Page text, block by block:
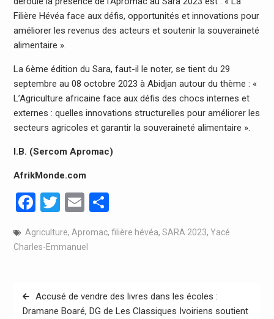
Filière Hévéa face aux défis, opportunités et innovations pour
améliorer les revenus des acteurs et soutenir la souveraineté
alimentaire ».
La 6ème édition du Sara, faut-il le noter, se tient du 29
septembre au 08 octobre 2023 à Abidjan autour du thème : «
L’Agriculture africaine face aux défis des chocs internes et
externes : quelles innovations structurelles pour améliorer les
secteurs agricoles et garantir la souveraineté alimentaire ».
I.B. (Sercom Apromac)
AfrikMonde.com
Facebook
Twitter
EmailPartager
Agriculture, Apromac, filière hévéa, SARA 2023, Yacé
Charles-Emmanuel
Navigation
de
Accusé de vendre des livres dans les écoles :
Dramane Boaré, DG de Les Classiques Ivoiriens soutient